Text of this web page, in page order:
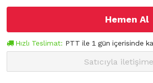
Hemen Al
Hızlı Teslimat: PTT ile 1 gün içerisinde
Satıcıyla